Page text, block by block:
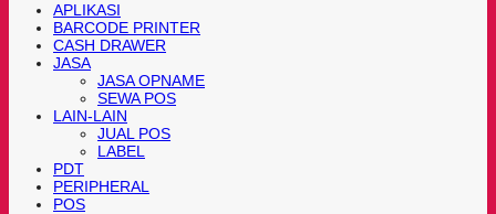
APLIKASI
BARCODE PRINTER
CASH DRAWER
JASA
JASA OPNAME
SEWA POS
LAIN-LAIN
JUAL POS
LABEL
PDT
PERIPHERAL
POS